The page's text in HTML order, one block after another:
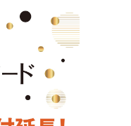
化
レポート